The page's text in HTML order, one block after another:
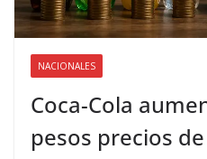
NACIONALES
Coca-Cola
pesos precios